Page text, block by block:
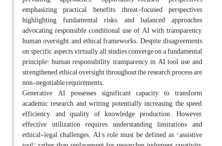
emphasizing practical benefits; threat-focused perspectives
highlighting fundamental risks; and balanced approaches
advocating responsible, conditional use of AI with transparency,
human oversight, and ethical frameworks. Despite disagreements
on specific aspects, virtually all studies converge on a fundamental
principle: human responsibility, transparency in AI tool use, and
strengthened ethical oversight throughout the research process are
non-negotiable requirements.
Generative AI possesses significant capacity to transform
academic research and writing, potentially increasing the speed,
efficiency, and quality of knowledge production. However,
effective utilization requires understanding limitations and
ethical-legal challenges. AI's role must be defined as "assistive